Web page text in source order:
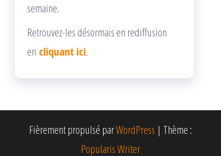
semaine.
Retrouvez-les désormais en rediffusion
en cliquant ici.
Fièrement propulsé parWordPress | Thème :
Popularis Writer